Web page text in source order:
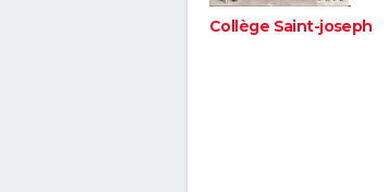
Collège Saint-joseph